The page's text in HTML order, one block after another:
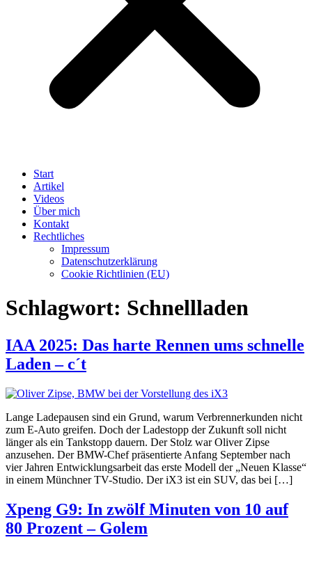
Start
Artikel
Videos
Über mich
Kontakt
Rechtliches
Impressum
Datenschutzerklärung
Cookie Richtlinien (EU)
Schlagwort: Schnellladen
IAA 2025: Das harte Rennen ums schnelle
Laden – c´t
Lange Ladepausen sind ein Grund, warum Verbrennerkunden nicht
zum E-Auto greifen. Doch der Ladestopp der Zukunft soll nicht
länger als ein Tankstopp dauern. Der Stolz war Oliver Zipse
anzusehen. Der BMW-Chef präsentierte Anfang September nach
vier Jahren Entwicklungsarbeit das erste Modell der „Neuen Klasse“
in einem Münchner TV-Studio. Der iX3 ist ein SUV, das bei […]
Xpeng G9: In zwölf Minuten von 10 auf
80 Prozent – Golem